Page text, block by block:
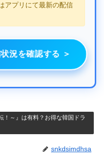
アプリにて最新の配信
況を確認する ＞
！～』は有料？お得な韓国ドラ
snkdsimdhsa